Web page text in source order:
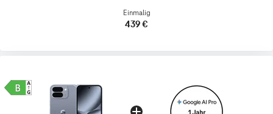
Einmalig
439 €